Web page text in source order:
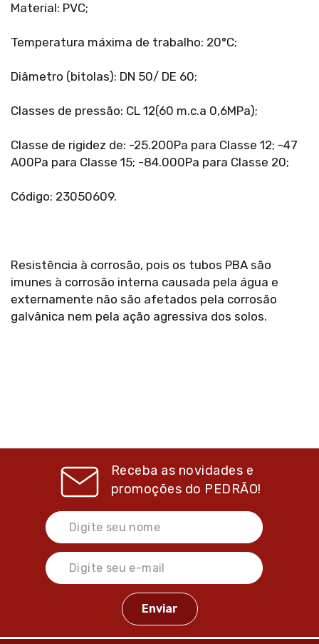
Material: PVC;
Temperatura máxima de trabalho: 20°C;
Diâmetro (bitolas): DN 50/ DE 60;
Classes de pressão: CL 12(60 m.c.a 0,6MPa);
Classe de rigidez de: -25.200Pa para Classe 12; -47
A00Pa para Classe 15; -84.000Pa para Classe 20;
Código: 23050609.
Resistência à corrosão, pois os tubos PBA são
imunes à corrosão interna causada pela água e
externamente não são afetados pela corrosão
galvânica nem pela ação agressiva dos solos.
Receba as novidades e
promoções do PEDRÃO!